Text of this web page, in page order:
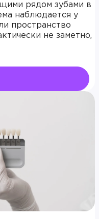
рядом зубами в
наблюдается у
пространство
не заметно,